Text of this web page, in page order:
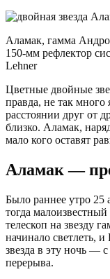
Аламак, гамма
150-мм рефлектор
Lehner
Цветные двойные
правда, не так
расстоянии друг от
близко. Аламак,
мало кого оставят
Аламак —
Было раннее утро 25
тогда
телескоп на звезду
начинало светлеть, и
звезда в эту ночь —
перерыва.